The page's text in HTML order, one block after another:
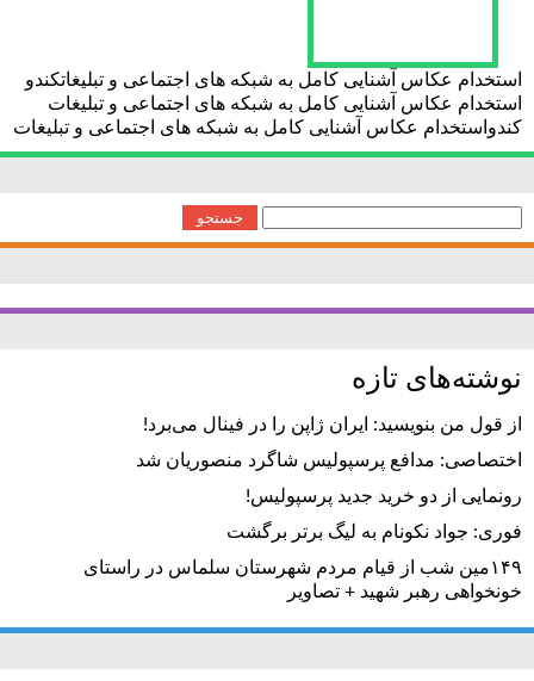
استخدام عکاس آشنایی کامل به شبکه های اجتماعی و تبلیغاتکندو
استخدام عکاس آشنایی کامل به شبکه های اجتماعی و تبلیغات
کندواستخدام عکاس آشنایی کامل به شبکه های اجتماعی و تبلیغات
برای:
نوشته‌های تازه
از قول من بنویسید: ایران ژاپن را در فینال می‌برد!
اختصاصی: مدافع پرسپولیس شاگرد منصوریان شد
رونمایی از دو خرید جدید پرسپولیس!
فوری: جواد نکونام به لیگ برتر برگشت
۱۴۹مین شب از قیام مردم شهرستان سلماس در راستای
خونخواهی رهبر شهید + تصاویر